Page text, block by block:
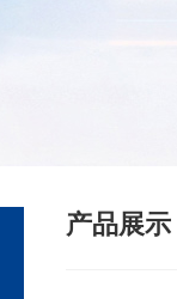
产品展示